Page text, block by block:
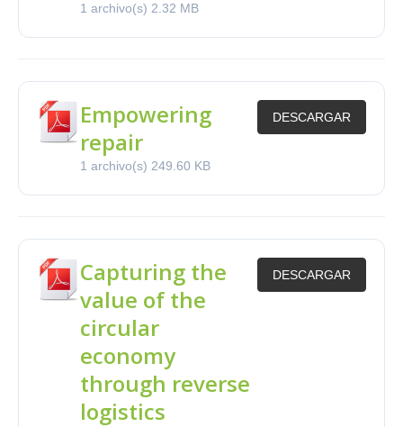
1 archivo(s) 2.32 MB
Empowering
repair
1 archivo(s) 249.60 KB
DESCARGAR
Capturing the
value of the
circular
economy
through reverse
logistics
DESCARGAR